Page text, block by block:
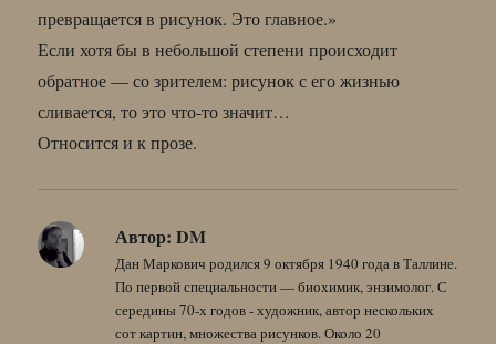
превращается в рисунок. Это главное.»
Если хотя бы в небольшой степени происходит
обратное — со зрителем: рисунок с его жизнью
сливается, то это что-то значит…
Относится и к прозе.
Автор: DM
Дан Маркович родился 9 октября 1940 года в Таллине.
По первой специальности — биохимик, энзимолог. С
середины 70-х годов - художник, автор нескольких
сот картин, множества рисунков. Около 20